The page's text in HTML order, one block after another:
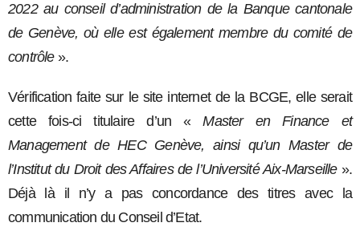
2022 au conseil d’administration de la Banque cantonale
de Genève, où elle est également membre du comité de
contrôle».
Vérification faite sur le site internet de la BCGE, elle serait
cette fois-ci titulaire d’un «Master en Finance et
Management de HEC Genève, ainsi qu’un Master de
l’Institut du Droit des Affaires de l’Université Aix-Marseille ».
Déjà là il n’y a pas concordance des titres avec la
communication du Conseil d’Etat.